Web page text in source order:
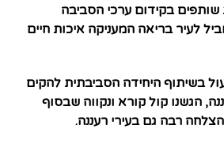
שותפים בקידום ערכי הסביבה
לעיר בריאה המעניקה איכות חיים
בשיתוף היחידה הסביבתית להקים
הגשנו קול קורא ונקווה שבסוף
רבה גם בעירי רעננה.